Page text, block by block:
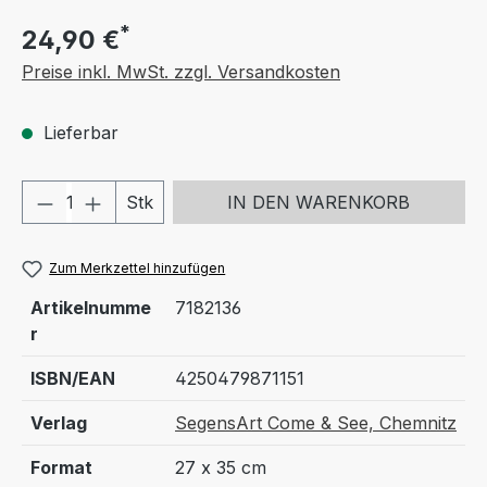
24,90 €*
Preise inkl. MwSt. zzgl. Versandkosten
Lieferbar
Produkt Anzahl: Gib den
Stk IN DEN WARENKORB
Zum Merkzettel hinzufügen
Artikelnumme
r
7182136
ISBN/EAN 4250479871151
Verlag SegensArt Come & See, Chemnitz
Format 27 x 35 cm